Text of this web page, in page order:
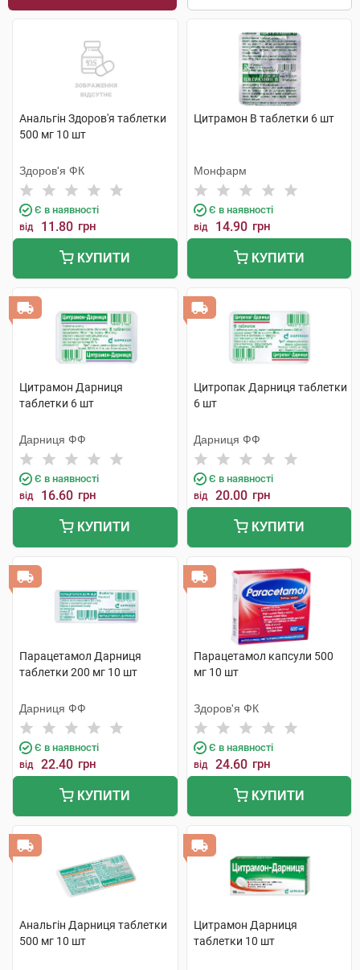
Анальгін Здоров'я таблетки
500 мг 10 шт
Здоров'я ФК
Є в наявності
від 11.80 грн
КУПИТИ
Цитрамон В таблетки 6 шт
Монфарм
Є в наявності
від 14.90 грн
КУПИТИ
Цитрамон Дарниця
таблетки 6 шт
Дарниця ФФ
Є в наявності
від 16.60 грн
КУПИТИ
Цитропак Дарниця таблетки
6 шт
Дарниця ФФ
Є в наявності
від 20.00 грн
КУПИТИ
Парацетамол Дарниця
таблетки 200 мг 10 шт
Дарниця ФФ
Є в наявності
від 22.40 грн
КУПИТИ
Парацетамол капсули 500
мг 10 шт
Здоров'я ФК
Є в наявності
від 24.60 грн
КУПИТИ
Анальгін Дарниця таблетки
500 мг 10 шт
Цитрамон Дарниця
таблетки 10 шт